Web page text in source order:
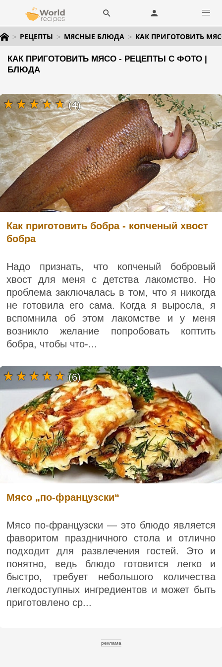
РЕЦЕПТЫ МЯСНЫЕ БЛЮДА КАК ПРИГОТОВИТЬ
КАК ПРИГОТОВИТЬ МЯСО - РЕЦЕПТЫ С ФОТО |
БЛЮДА
Как приготовить бобра - копченый хвост
бобра
Надо признать, что копченый бобровый
хвост для меня с детства лакомство. Но
проблема заключалась в том, что я никогда
не готовила его сама. Когда я выросла, я
вспомнила об этом лакомстве и у меня
возникло желание попробовать коптить
бобра, чтобы что-...
(4)
Мясо „по-французски“
Мясо по-французски — это блюдо является
фаворитом праздничного стола и отлично
подходит для развлечения гостей. Это и
понятно, ведь блюдо готовится легко и
быстро, требует небольшого количества
легкодоступных ингредиентов и может быть
приготовлено ср...
(6)
реклама